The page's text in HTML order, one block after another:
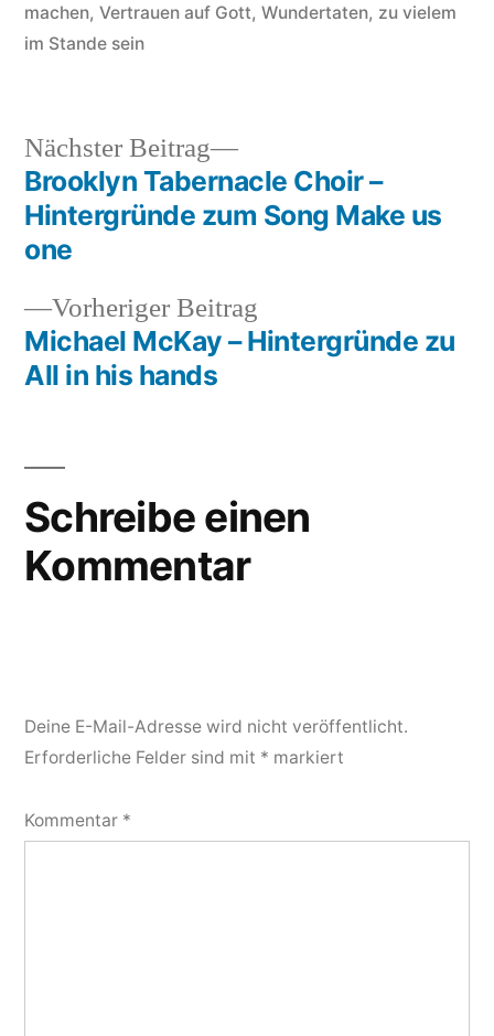
machen, Vertrauen auf Gott, Wundertaten, zu vielem
im Stande sein
Beitragsnavigation
Vorheriger Beitrag
Beitrag:
Michael McKay – Hintergründe zu
All in his hands
Nächster Beitrag
Nächster
Beitrag:
Brooklyn Tabernacle Choir –
Hintergründe zum Song Make us
one
Schreibe einen
Kommentar
Deine E-Mail-Adresse wird nicht veröffentlicht.
Erforderliche Felder sind mit * markiert
Kommentar *